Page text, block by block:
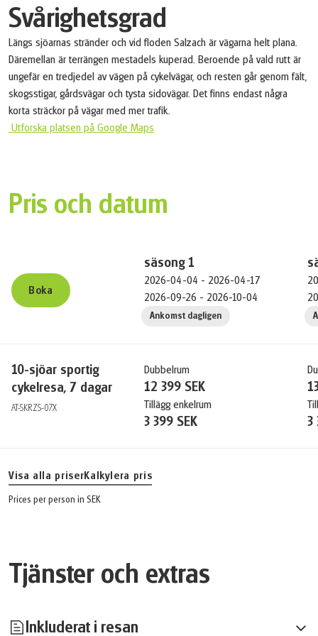
Svårighetsgrad
Längs sjöarnas stränder och vid floden Salzach är vägarna helt plana.
Däremellan är terrängen mestadels kuperad. Beroende på vald rutt är
ungefär en tredjedel av vägen på cykelvägar, och resten går genom fält,
skogsstigar, gårdsvägar och tysta sidovägar. Det finns endast några
korta sträckor på vägar med mer trafik.
Utforska platsen på Google Maps
Pris och datum
Boka
10-sjöar sportig
cykelresa, 7 dagar
AT-SKRZS-07X
säsong 1
2026-04-04 - 2026-04-17
2026-09-26 - 2026-10-04
Ankomst dagligen
Dubbelrum
12 399 SEK
Tillägg enkelrum
3 399 SEK 3
Visa alla priserKalkylera pris
Prices per person in SEK
Tjänster och extras
Inkluderat i resan